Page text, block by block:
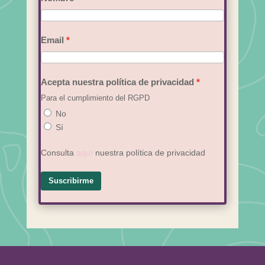
Email
Acepta nuestra política de privacidad
Para el cumplimiento del RGPD
No
Sí
Consulta aquí nuestra política de privacidad
Suscribirme